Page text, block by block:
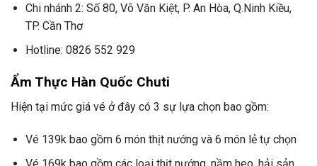
Chi nhánh 2: Số 80, Võ Văn Kiệt, P. An Hòa, Q.Ninh Kiều,
TP. Cần Thơ
Hotline: 0826 552 929
Ẩm Thực Hàn Quốc Chuti
Hiện tại mức giá vé ở đây có 3 sự lựa chọn bao gồm:
Vé 139k bao gồm 6 món thịt nướng và 6 món lẻ tự chọn